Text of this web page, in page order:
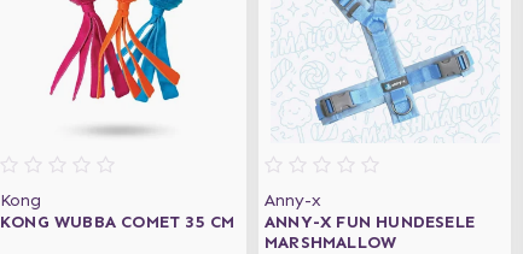
Kong
KONG WUBBA COMET 35 CM
Anny-x
ANNY-X FUN HUNDESELE
MARSHMALLOW